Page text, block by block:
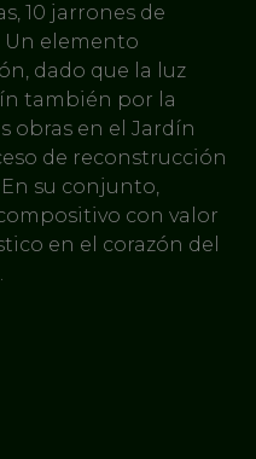
10 jarrones de
Un elemento
dado que la luz
también por la
obras en el Jardín
de reconstrucción
su conjunto,
con valor
en el corazón del